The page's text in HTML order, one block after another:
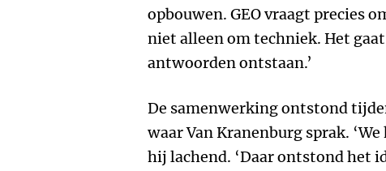
opbouwen. GEO vraagt precies
niet alleen om techniek. Het
antwoorden ontstaan.’
De samenwerking ontstond
waar Van Kranenburg sprak.
hij lachend. ‘Daar ontstond het